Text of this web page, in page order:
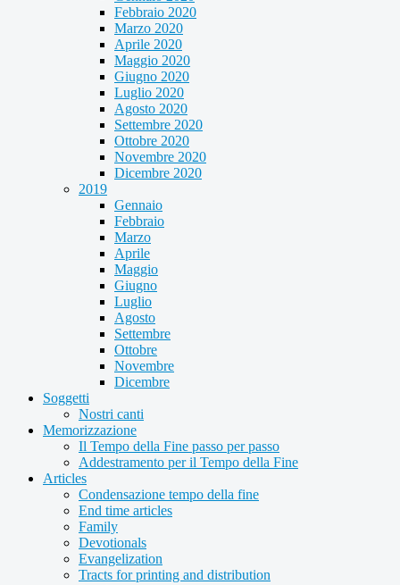
Febbraio 2020
Marzo 2020
Aprile 2020
Maggio 2020
Giugno 2020
Luglio 2020
Agosto 2020
Settembre 2020
Ottobre 2020
Novembre 2020
Dicembre 2020
2019
Gennaio
Febbraio
Marzo
Aprile
Maggio
Giugno
Luglio
Agosto
Settembre
Ottobre
Novembre
Dicembre
Soggetti
Nostri canti
Memorizzazione
Il Tempo della Fine passo per passo
Addestramento per il Tempo della Fine
Articles
Condensazione tempo della fine
End time articles
Family
Devotionals
Evangelization
Tracts for printing and distribution